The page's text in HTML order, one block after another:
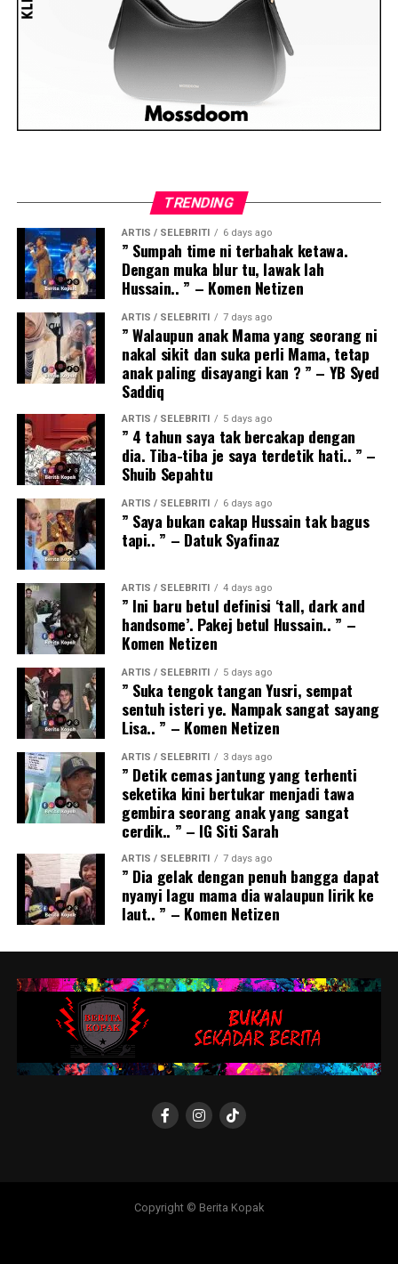
TRENDING
ARTIS / SELEBRITI 6 days ago
” Sumpah time ni terbahak ketawa.
Dengan muka blur tu, lawak lah
Hussain.. ” – Komen Netizen
ARTIS / SELEBRITI 7 days ago
” Walaupun anak Mama yang seorang ni
nakal sikit dan suka perli Mama, tetap
anak paling disayangi kan ? ” – YB Syed
Saddiq
ARTIS / SELEBRITI 5 days ago
” 4 tahun saya tak bercakap dengan
dia. Tiba-tiba je saya terdetik hati.. ” –
Shuib Sepahtu
ARTIS / SELEBRITI 6 days ago
” Saya bukan cakap Hussain tak bagus
tapi.. ” – Datuk Syafinaz
ARTIS / SELEBRITI 4 days ago
” Ini baru betul definisi ‘tall, dark and
handsome’. Pakej betul Hussain.. ” –
Komen Netizen
ARTIS / SELEBRITI 5 days ago
” Suka tengok tangan Yusri, sempat
sentuh isteri ye. Nampak sangat sayang
Lisa.. ” – Komen Netizen
ARTIS / SELEBRITI 3 days ago
” Detik cemas jantung yang terhenti
seketika kini bertukar menjadi tawa
gembira seorang anak yang sangat
cerdik.. ” – IG Siti Sarah
ARTIS / SELEBRITI 7 days ago
” Dia gelak dengan penuh bangga dapat
nyanyi lagu mama dia walaupun lirik ke
laut.. ” – Komen Netizen
Copyright © Berita Kopak